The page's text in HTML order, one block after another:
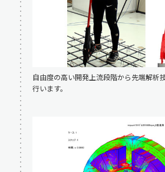
自由度の高い開発上流段階から先端解析
行います。